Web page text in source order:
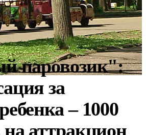
паровозик":
за
– 1000
на аттракцион